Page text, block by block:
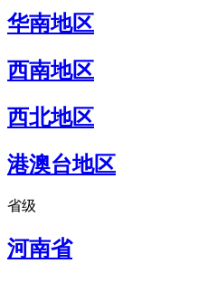
华南地区
西南地区
西北地区
港澳台地区
省级
河南省